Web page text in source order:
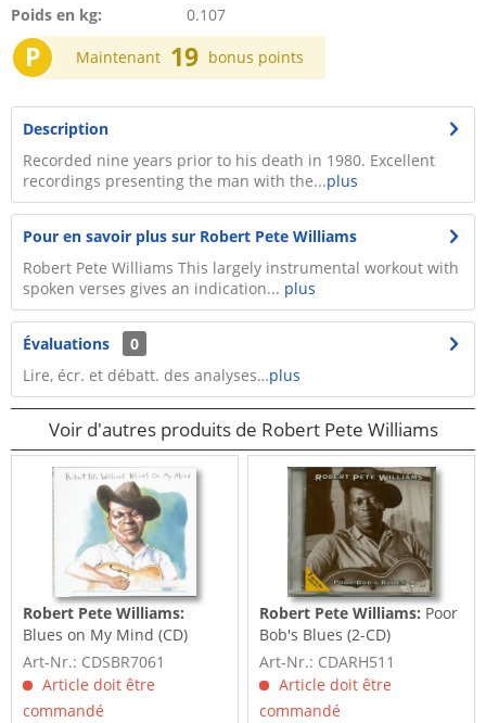
Poids en kg:
0.107
P Maintenant 19 bonus points
Description
Recorded nine years prior to his death in 1980. Excellent
recordings presenting the man with the...plus
Pour en savoir plus sur Robert Pete Williams
Robert Pete Williams This largely instrumental workout with
spoken verses gives an indication... plus
Évaluations
0
Lire, écr. et débatt. des analyses…plus
Voir d'autres produits de Robert Pete Williams
Robert Pete Williams:
Blues on My Mind (CD)
Art-Nr.: CDSBR7061
Article doit être
commandé
Robert Pete Williams: Poor
Bob's Blues (2-CD)
Art-Nr.: CDARH511
Article doit être
commandé